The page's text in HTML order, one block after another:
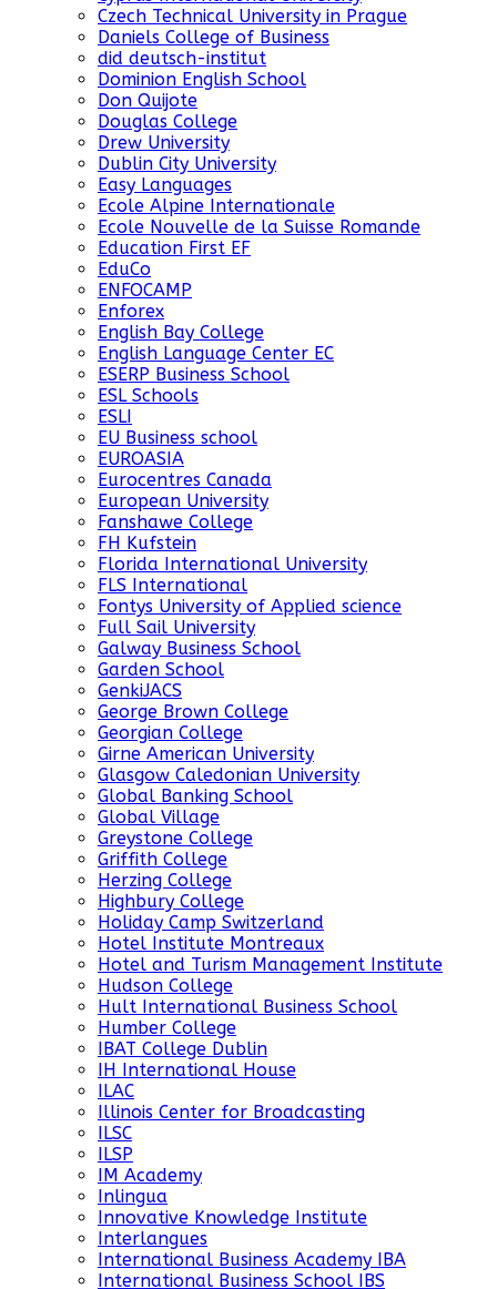
Czech Technical University in Prague
Daniels College of Business
did deutsch-institut
Dominion English School
Don Quijote
Douglas College
Drew University
Dublin City University
Easy Languages
Ecole Alpine Internationale
Ecole Nouvelle de la Suisse Romande
Education First EF
EduCo
ENFOCAMP
Enforex
English Bay College
English Language Center EC
ESERP Business School
ESL Schools
ESLI
EU Business school
EUROASIA
Eurocentres Canada
European University
Fanshawe College
FH Kufstein
Florida International University
FLS International
Fontys University of Applied science
Full Sail University
Galway Business School
Garden School
GenkiJACS
George Brown College
Georgian College
Girne American University
Glasgow Caledonian University
Global Banking School
Global Village
Greystone College
Griffith College
Herzing College
Highbury College
Holiday Camp Switzerland
Hotel Institute Montreaux
Hotel and Turism Management Institute
Hudson College
Hult International Business School
Humber College
IBAT College Dublin
IH International House
ILAC
Illinois Center for Broadcasting
ILSC
ILSP
IM Academy
Inlingua
Innovative Knowledge Institute
Interlangues
International Business Academy IBA
International Business School IBS